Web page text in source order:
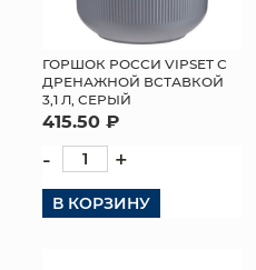
ГОРШОК РОССИ VIPSET С
ДРЕНАЖНОЙ ВСТАВКОЙ
3,1 Л, СЕРЫЙ
415.50 ₽
- +
В КОРЗИНУ